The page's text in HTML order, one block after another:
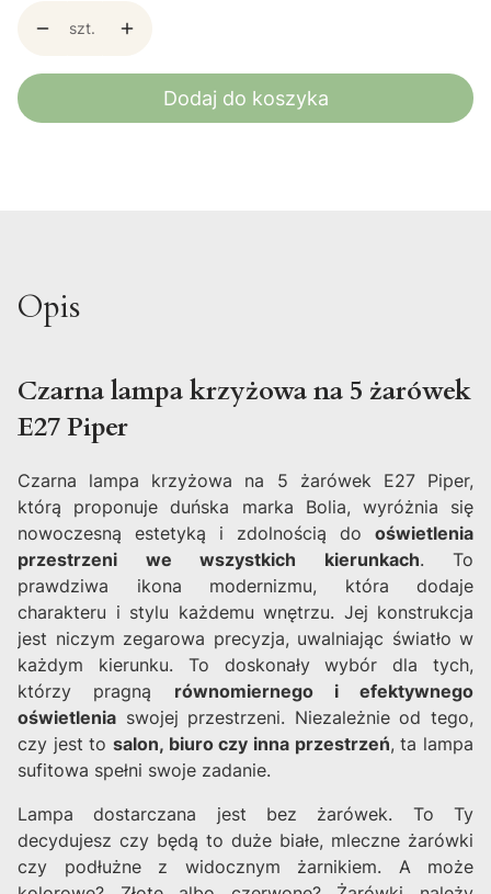
szt.
Dodaj do koszyka
Opis
Czarna lampa krzyżowa na 5 żarówek
E27 Piper
Czarna lampa krzyżowa na 5 żarówek E27 Piper,
którą proponuje duńska marka Bolia, wyróżnia się
nowoczesną estetyką i zdolnością do oświetlenia
przestrzeni we wszystkich kierunkach. To
prawdziwa ikona modernizmu, która dodaje
charakteru i stylu każdemu wnętrzu. Jej konstrukcja
jest niczym zegarowa precyzja, uwalniając światło w
każdym kierunku. To doskonały wybór dla tych,
którzy pragną równomiernego i efektywnego
oświetlenia swojej przestrzeni. Niezależnie od tego,
czy jest to salon, biuro czy inna przestrzeń, ta lampa
sufitowa spełni swoje zadanie.
Lampa dostarczana jest bez żarówek. To Ty
decydujesz czy będą to duże białe, mleczne żarówki
czy podłużne z widocznym żarnikiem. A może